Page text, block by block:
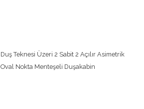
Duş Teknesi Üzeri 2 Sabit 2 Açılır Asimetrik
Oval Nokta Menteşeli Duşakabin